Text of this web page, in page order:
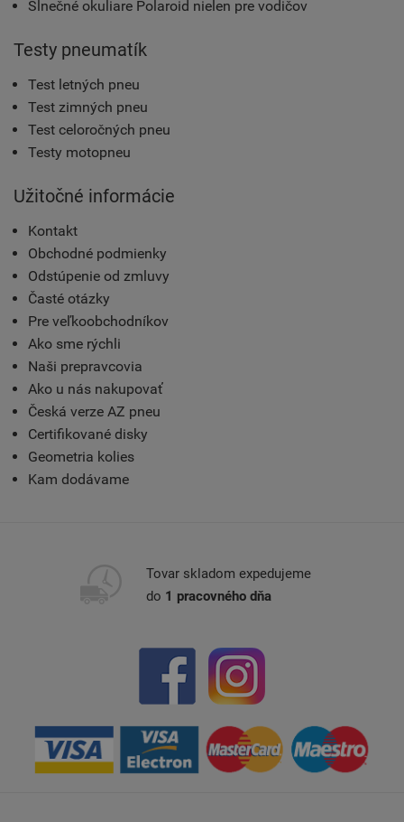
Slnečné okuliare Polaroid nielen pre vodičov
Testy pneumatík
Test letných pneu
Test zimných pneu
Test celoročných pneu
Testy motopneu
Užitočné informácie
Kontakt
Obchodné podmienky
Odstúpenie od zmluvy
Časté otázky
Pre veľkoobchodníkov
Ako sme rýchli
Naši prepravcovia
Ako u nás nakupovať
Česká verze AZ pneu
Certifikované disky
Geometria kolies
Kam dodávame
Tovar skladom expedujeme
do 1 pracovného dňa